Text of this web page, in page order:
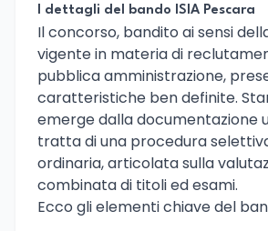
I dettagli del bando ISIA Pescara
Il concorso, bandito ai sensi
vigente in materia di
pubblica amministrazione,
caratteristiche ben definite.
emerge dalla documentazione
tratta di una procedura
ordinaria, articolata sulla
combinata di titoli ed esami.
Ecco gli elementi chiave del